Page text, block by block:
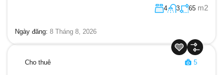
4 3 65 m2
Ngày đăng: 8 Tháng 8, 2026
Cho thuê 5